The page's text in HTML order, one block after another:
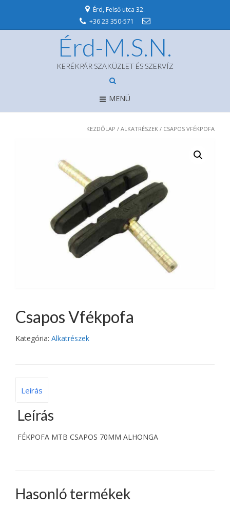
Érd, Felső utca 32.
+36 23 350-571
Érd-M.S.N.
KERÉKPÁR SZAKÜZLET ÉS SZERVÍZ
MENÜ
KEZDŐLAP / ALKATRÉSZEK / CSAPOS VFÉKPOFA
Csapos Vfékpofa
Kategória: Alkatrészek
Leírás
Leírás
FÉKPOFA MTB CSAPOS 70MM ALHONGA
Hasonló termékek